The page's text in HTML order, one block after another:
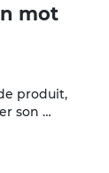
mot
produit,
son